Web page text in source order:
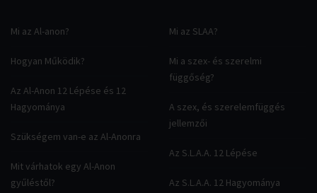
Mi az Al-anon?
Hogyan Működik?
Az Al-Anon 12 Lépése és 12
Hagyománya
Szükségem van-e az Al-Anonra
Mit várhatok egy Al-Anon
gyűléstől?
Mi az SLAA?
Mi a szex- és szerelmi
függőség?
A szex, és szerelemfüggés
jellemzői
Az S.L.A.A. 12 Lépése
Az S.L.A.A. 12 Hagyománya